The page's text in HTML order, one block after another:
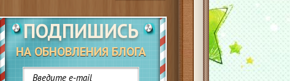
ПОДПИШИСЬ
НА ОБНОВЛЕНИЯ БЛОГА